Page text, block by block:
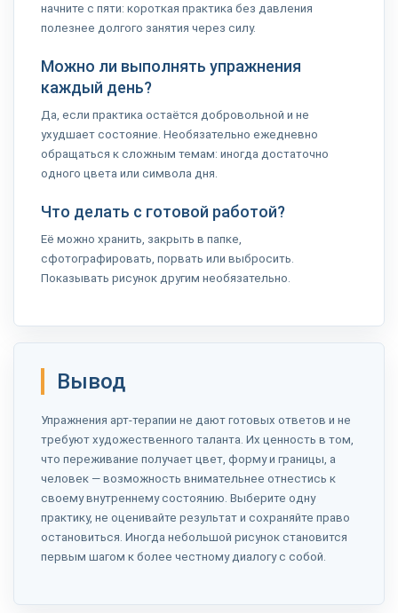
начните с пяти: короткая практика без давления
полезнее долгого занятия через силу.
Можно ли выполнять упражнения
каждый день?
Да, если практика остаётся добровольной и не
ухудшает состояние. Необязательно ежедневно
обращаться к сложным темам: иногда достаточно
одного цвета или символа дня.
Что делать с готовой работой?
Её можно хранить, закрыть в папке,
сфотографировать, порвать или выбросить.
Показывать рисунок другим необязательно.
Вывод
Упражнения арт-терапии не дают готовых ответов и не
требуют художественного таланта. Их ценность в том,
что переживание получает цвет, форму и границы, а
человек — возможность внимательнее отнестись к
своему внутреннему состоянию. Выберите одну
практику, не оценивайте результат и сохраняйте право
остановиться. Иногда небольшой рисунок становится
первым шагом к более честному диалогу с собой.